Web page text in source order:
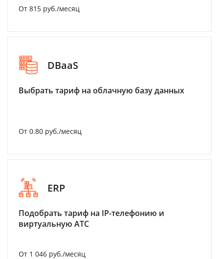
От 815 руб./месяц
DBaaS
Выбрать тариф на облачную базу данных
От 0.80 руб./месяц
ERP
Подобрать тариф на IP-телефонию и
виртуальную АТС
От 1 046 руб./месяц